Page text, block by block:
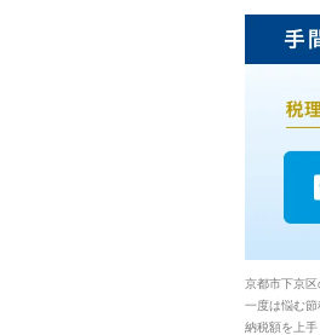
京都市下京
一度は悩む
納税額を上